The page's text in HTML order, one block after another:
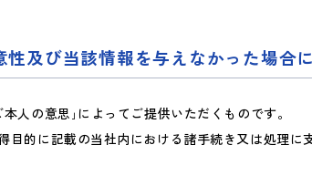
及び当該情報を与えなかった場合
人の意思｣によってご提供いただくものです。
的に記載の当社内における諸手続き又は処理に